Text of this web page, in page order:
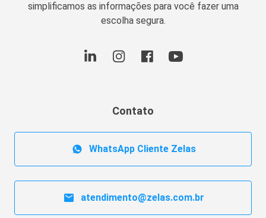
simplificamos as informações para você fazer uma
escolha segura.
Contato
WhatsApp Cliente Zelas
atendimento@zelas.com.br